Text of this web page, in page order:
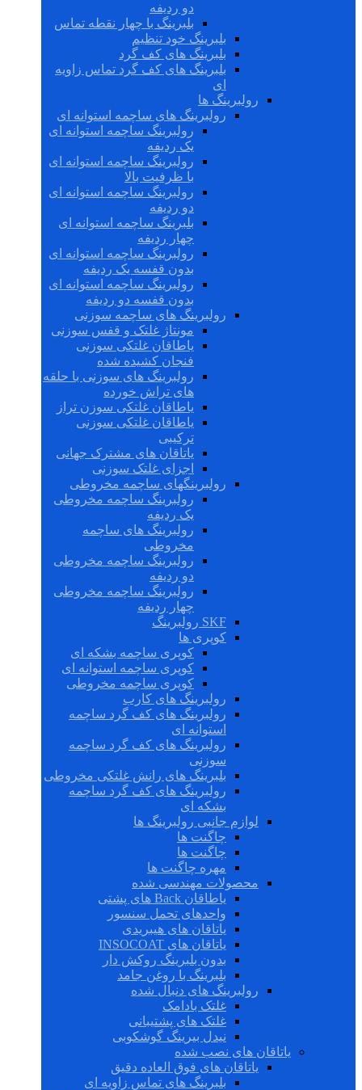
دو ردیفه
بلبرینگ با چهار نقطه تماس
بلبرینگ خود تنظیم
بلبرینگ های کف گرد
بلبرینگ های کف گرد تماس زاویه
ای
رولبرینگ ها
رولبرینگ های ساچمه استوانه ای
رولبرینگ ساچمه استوانه ای
یک ردیفه
رولبرینگ ساچمه استوانه ای
با ظرفیت بالا
رولبرینگ ساچمه استوانه ای
دو ردیفه
بلبرینگ ساچمه استوانه ای
چهار ردیفه
رولبرینگ ساچمه استوانه ای
بدون قفسه یک ردیفه
رولبرینگ ساچمه استوانه ای
بدون قفسه دو ردیفه
رولبرینگ های ساچمه سوزنی
مونتاژ غلتک و قفس سوزنی
یاطاقان غلتکی سوزنی
فنجان کشیده شده
رولبرینگ های سوزنی با حلقه
های تراش خورده
یاطاقان غلتکی سوزن تراز
یاطاقان غلتکی سوزنی
ترکیبی
یاتاقان های مشترک جهانی
اجزای غلتک سوزنی
رولبرینگهای ساچمه مخروطی
رولبرینگ ساچمه مخروطی
یک ردیفه
رولبرینگ های ساچمه
مخروطی
رولبرینگ ساچمه مخروطی
دو ردیفه
رولبرینگ ساچمه مخروطی
چهار ردیفه
SKF رولبرینگ
کوپری ها
کوپری ساچمه بشکه ای
کوپری ساچمه استوانه ای
کوپری ساچمه مخروطی
رولبرینگ های کارب
رولبرینگ های کف گرد ساچمه
استوانه ای
رولبرینگ های کف گرد ساچمه
سوزنی
بلبرینگ های رانش غلتکی مخروطی
رولبرینگ های کف گرد ساچمه
بشکه ای
لوازم جانبی رولبرینگ ها
چاگنت ها
چاگنت ها
مهره چاگنت ها
محصولات مهندسی شده
یاطاقان Back های پشتی
واحدهای تحمل سنسور
یاتاقان های هیبریدی
یاتاقان های INSOCOAT
بدون بلبرینگ روکش دار
بلبرینگ با روغن جامد
رولبرینگ های دنبال شده
غلتک بادامک
غلتک های پشتیبانی
نیدل بیرینگ گوشکوبی
یاتاقان های نصب شده
یاتاقان های فوق العاده دقیق
بلبرینگ های تماس زاویه ای